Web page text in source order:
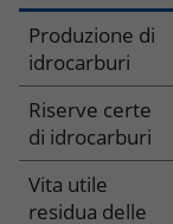
Dati
operativi
–
Exploration
Produzione di
idrocarburi
Riserve certe
di idrocarburi
Vita utile
residua delle